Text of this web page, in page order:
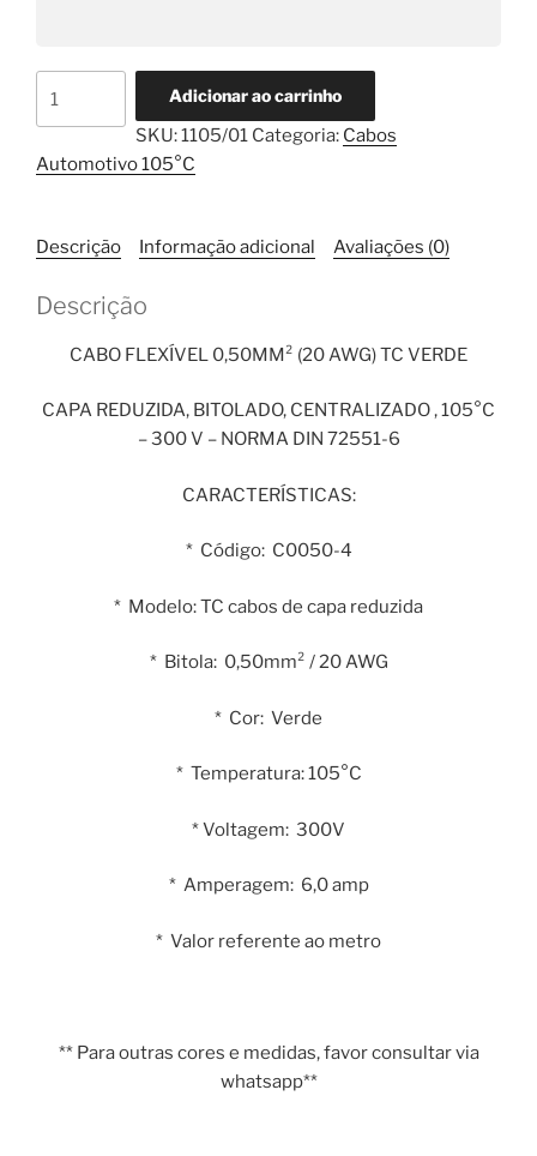
Flexível
TC
Metro
Adicionar ao carrinho
SKU:1105/01 Categoria: Cabos
Automotivo 105°C
Descrição Informação adicional Avaliações (0)
Descrição
CABO FLEXÍVEL 0,50MM² (20 AWG) TC VERDE
CAPA REDUZIDA, BITOLADO, CENTRALIZADO , 105°C
– 300 V – NORMA DIN 72551-6
CARACTERÍSTICAS:
* Código: C0050-4
* Modelo: TC cabos de capa reduzida
* Bitola: 0,50mm² / 20 AWG
* Cor: Verde
* Temperatura: 105°C
* Voltagem: 300V
* Amperagem: 6,0 amp
* Valor referente ao metro
** Para outras cores e medidas, favor consultar via
whatsapp**